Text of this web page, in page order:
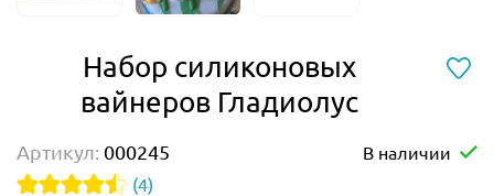
Набор силиконовых
вайнеров Гладиолус
Артикул: 000245
В наличии
(4)